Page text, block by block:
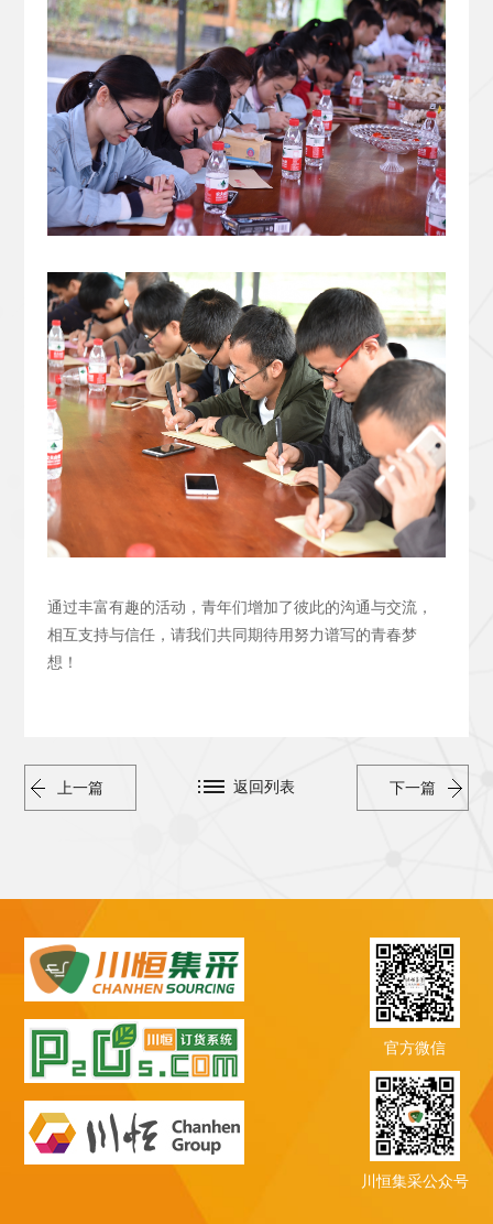
通过丰富有趣的活动，青年们增加了彼此的沟通与交流，
相互支持与信任，请我们共同期待用努力谱写的青春梦
想！
上一篇 下一篇
返回列表
官方微信
川恒集采公众号